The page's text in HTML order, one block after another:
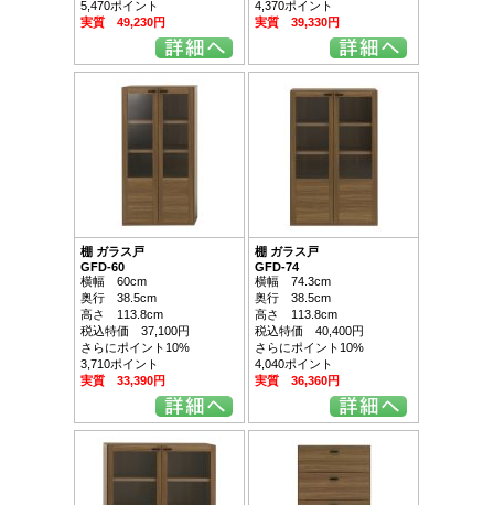
5,470ポイント
実質 49,230円
4,370ポイント
実質 39,330円
棚 ガラス戸
GFD-60
横幅 60cm
奥行 38.5cm
高さ 113.8cm
税込特価 37,100円
さらにポイント10%
3,710ポイント
実質 33,390円
棚 ガラス戸
GFD-74
横幅 74.3cm
奥行 38.5cm
高さ 113.8cm
税込特価 40,400円
さらにポイント10%
4,040ポイント
実質 36,360円